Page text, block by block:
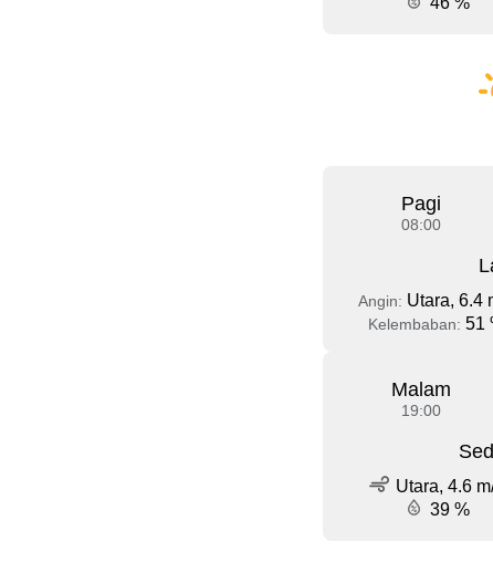
Pagi
08:00
Angin: Utara, 6.4
Kelembaban: 51
Malam
19:00
Utara, 4.6
39 %